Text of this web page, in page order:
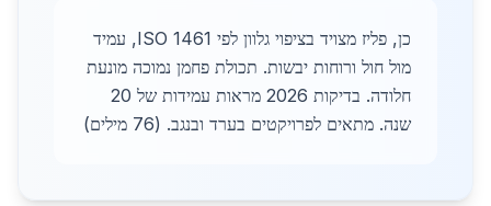
כן, פליז מצויד בציפוי גלוון לפי ISO 1461, עמיד
מול חול ורוחות יבשות. תכולת פחמן נמוכה מונעת
חלודה. בדיקות 2026 מראות עמידות של 20
שנה. מתאים לפרויקטים בערד ובנגב. (76 מילים)